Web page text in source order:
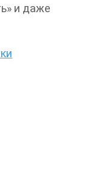
и даже